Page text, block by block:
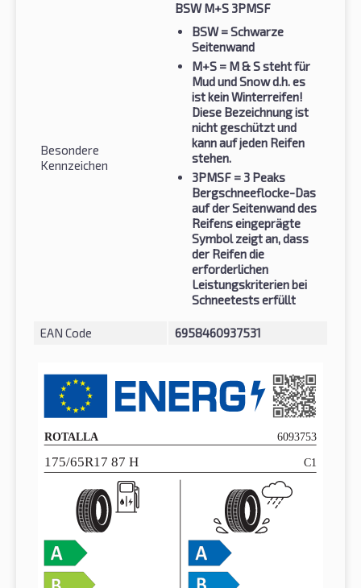
Besondere
Kennzeichen
BSW M+S 3PMSF
BSW= Schwarze
Seitenwand
M+S = M & S steht für
Mud und Snow d.h. es
ist kein Winterreifen!
Diese Bezeichnung ist
nicht geschützt und
kann auf jeden Reifen
stehen.
3PMSF = 3 Peaks
Bergschneeflocke-Das
auf der Seitenwand des
Reifens eingeprägte
Symbol zeigt an, dass
der Reifen die
erforderlichen
Leistungskriterien bei
Schneetests erfüllt
EAN Code 6958460937531